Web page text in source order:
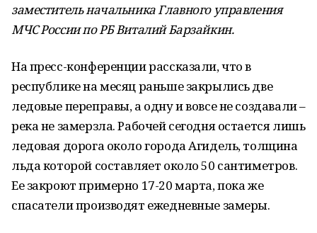
заместитель начальника Главного управления
МЧС России по РБ Виталий Барзайкин.
На пресс-­конференции рассказали, что в
республике на месяц раньше закрылись две
ледовые переправы, а одну и вовсе не создавали –
река не замерзла. Рабочей сегодня остается лишь
ледовая дорога около города Агидель, толщина
льда которой составляет около 50 сантиметров.
Ее закроют примерно 17­-20 марта, пока же
спасатели производят ежедневные замеры.